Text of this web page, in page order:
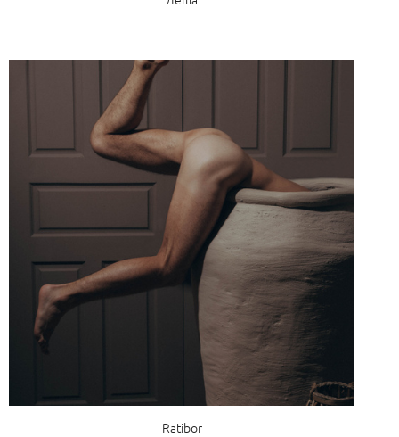
Ratibor